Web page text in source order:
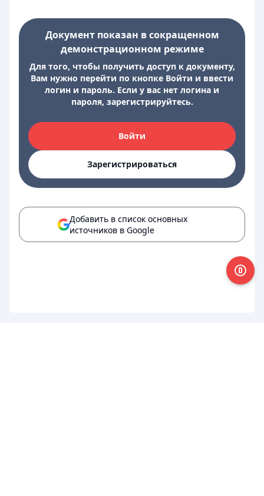
Документ показан в сокращенном
демонстрационном режиме
Для того, чтобы получить доступ к документу,
Вам нужно перейти по кнопке Войти и ввести
логин и пароль. Если у вас нет логина и
пароля, зарегистрируйтесь.
Войти
Зарегистрироваться
Добавить в список основных
источников в Google